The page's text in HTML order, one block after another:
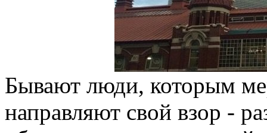
Бывают люди, которым
направляют свой взор -